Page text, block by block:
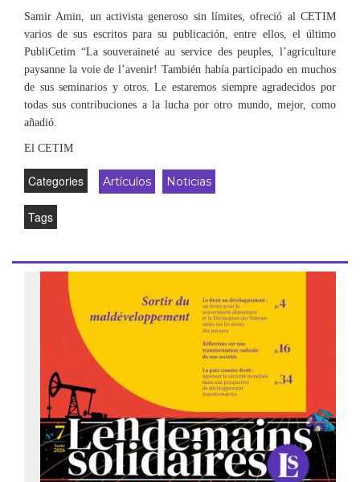
Samir Amin, un activista generoso sin límites, ofreció al CETIM
varios de sus escritos para su publicación, entre ellos, el último
PubliCetim “La souveraineté au service des peuples, l’agriculture
paysanne la voie de l’avenir! También había participado en muchos
de sus seminarios y otros. Le estaremos siempre agradecidos por
todas sus contribuciones a la lucha por otro mundo, mejor, como
añadió.
El CETIM
Categories Artículos Noticias
Tags